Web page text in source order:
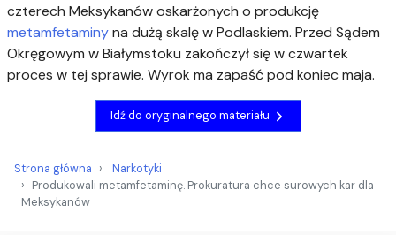
czterech Meksykanów oskarżonych o produkcję
metamfetaminyna dużą skalę w Podlaskiem. Przed Sądem
Okręgowym w Białymstoku zakończył się w czwartek
proces w tej sprawie. Wyrok ma zapaść pod koniec maja.
Idź do oryginalnego materiału
Strona główna
Narkotyki
Produkowali metamfetaminę. Prokuratura chce surowych kar dla
Meksykanów